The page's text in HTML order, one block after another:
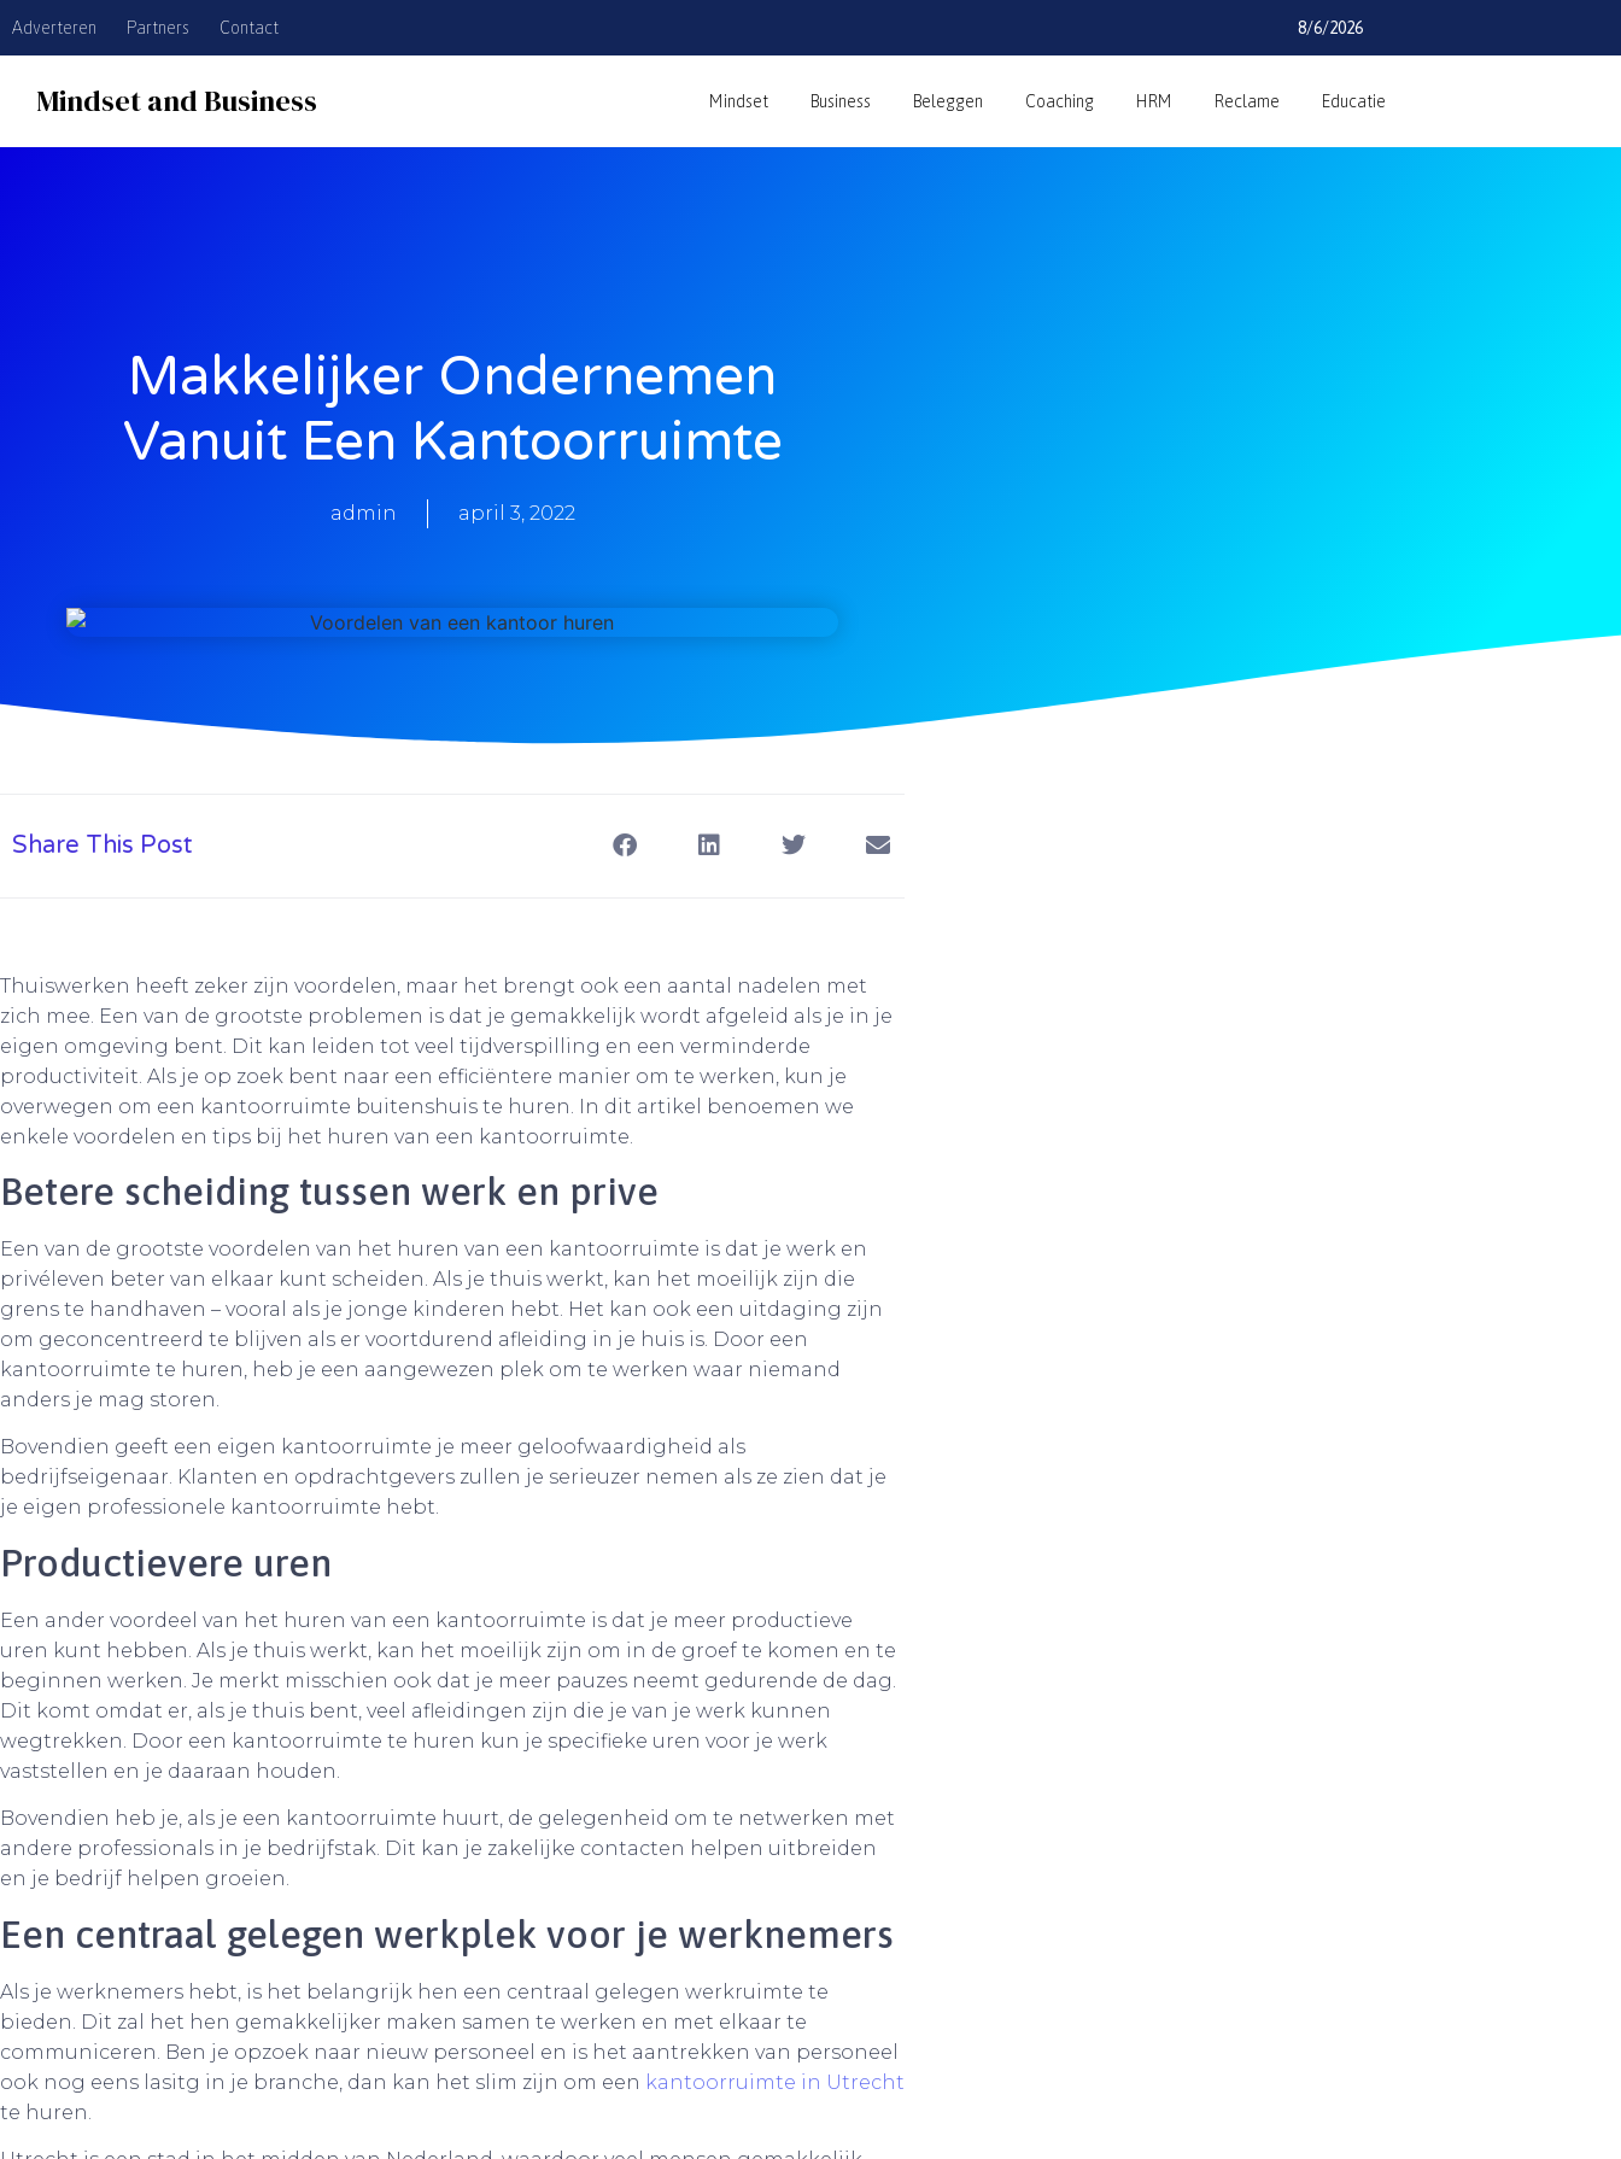
Adverteren Partners Contact 8/6/2026
Mindset and Business Mindset Business Beleggen Coaching HRM Reclame Educatie
Makkelijker Ondernemen
Vanuit Een Kantoorruimte
admin april 3, 2022
Share This Post
Thuiswerken heeft zeker zijn voordelen, maar het brengt ook een aantal nadelen met
zich mee. Een van de grootste problemen is dat je gemakkelijk wordt afgeleid als je in je
eigen omgeving bent. Dit kan leiden tot veel tijdverspilling en een verminderde
productiviteit. Als je op zoek bent naar een efficiëntere manier om te werken, kun je
overwegen om een kantoorruimte buitenshuis te huren. In dit artikel benoemen we
enkele voordelen en tips bij het huren van een kantoorruimte.
Betere scheiding tussen werk en prive
Een van de grootste voordelen van het huren van een kantoorruimte is dat je werk en
privéleven beter van elkaar kunt scheiden. Als je thuis werkt, kan het moeilijk zijn die
grens te handhaven – vooral als je jonge kinderen hebt. Het kan ook een uitdaging zijn
om geconcentreerd te blijven als er voortdurend afleiding in je huis is. Door een
kantoorruimte te huren, heb je een aangewezen plek om te werken waar niemand
anders je mag storen.
Bovendien geeft een eigen kantoorruimte je meer geloofwaardigheid als
bedrijfseigenaar. Klanten en opdrachtgevers zullen je serieuzer nemen als ze zien dat je
je eigen professionele kantoorruimte hebt.
Productievere uren
Een ander voordeel van het huren van een kantoorruimte is dat je meer productieve
uren kunt hebben. Als je thuis werkt, kan het moeilijk zijn om in de groef te komen en te
beginnen werken. Je merkt misschien ook dat je meer pauzes neemt gedurende de dag.
Dit komt omdat er, als je thuis bent, veel afleidingen zijn die je van je werk kunnen
wegtrekken. Door een kantoorruimte te huren kun je specifieke uren voor je werk
vaststellen en je daaraan houden.
Bovendien heb je, als je een kantoorruimte huurt, de gelegenheid om te netwerken met
andere professionals in je bedrijfstak. Dit kan je zakelijke contacten helpen uitbreiden
en je bedrijf helpen groeien.
Een centraal gelegen werkplek voor je werknemers
Als je werknemers hebt, is het belangrijk hen een centraal gelegen werkruimte te
bieden. Dit zal het hen gemakkelijker maken samen te werken en met elkaar te
communiceren. Ben je opzoek naar nieuw personeel en is het aantrekken van personeel
ook nog eens lasitg in je branche, dan kan het slim zijn om een kantoorruimte in Utrecht
te huren.